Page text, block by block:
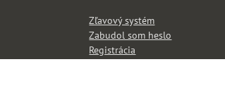
Zľavový systém
Zabudol som heslo
Registrácia